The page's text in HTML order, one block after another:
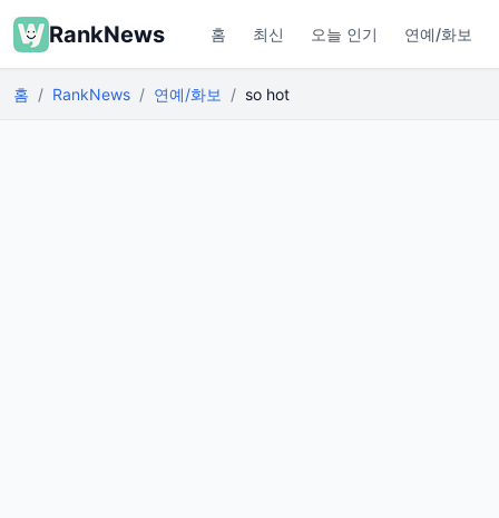
RankNews 홈 최신 오늘 인기 연예/화보
홈 RankNews 연예/화보 so hot